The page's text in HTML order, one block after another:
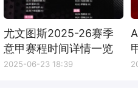
尤文图斯2025-26赛季
意甲赛程时间详情一览
2025-06-23 18:39